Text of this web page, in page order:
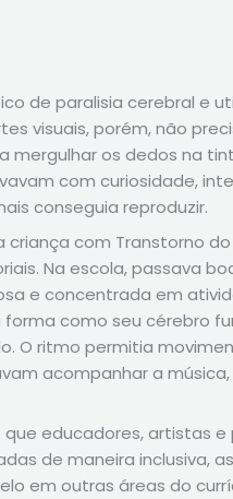
de paralisia cerebral e
visuais, porém, não
mergulhar os dedos na
com curiosidade,
conseguia reproduzir.
criança com Transtorno
Na escola, passava
e concentrada em
como seu cérebro
O ritmo permitia
acompanhar a
educadores, artistas
de maneira inclusiva,
em outras áreas do